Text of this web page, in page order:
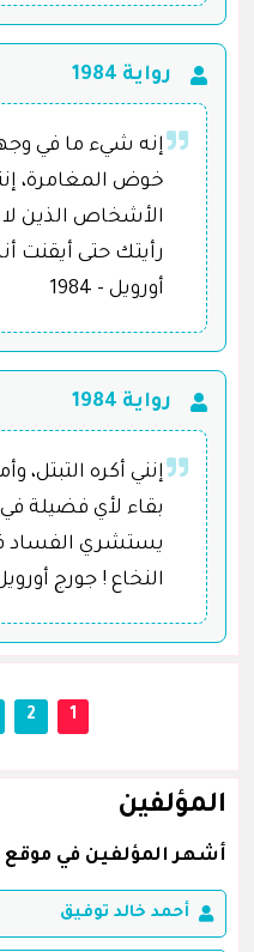
رواية 1984
إنه شيء ما في
خوض المغامرة،
الأشخاص الذين لا
رأيتك حتى أيقنت
أورويل - 1984
رواية 1984
إنني أكره التبتل،
بقاء لأي فضيلة
يستشري
النخاع ! جورج أورويل -
1
2
المؤلفين
أشهر المؤلفين في موقع
أحمد خالد توفيق